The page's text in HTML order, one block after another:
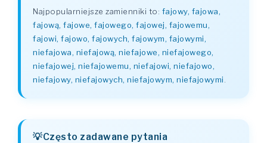
Najpopularniejsze zamienniki to: fajowy, fajowa,
fajową, fajowe, fajowego, fajowej, fajowemu,
fajowi, fajowo, fajowych, fajowym, fajowymi,
niefajowa, niefajową, niefajowe, niefajowego,
niefajowej, niefajowemu, niefajowi, niefajowo,
niefajowy, niefajowych, niefajowym, niefajowymi
Często zadawane pytania